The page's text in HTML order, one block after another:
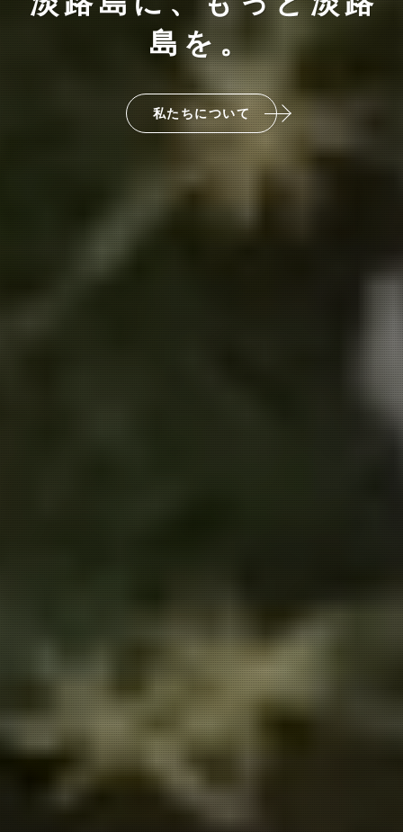
島を。
私たちについて